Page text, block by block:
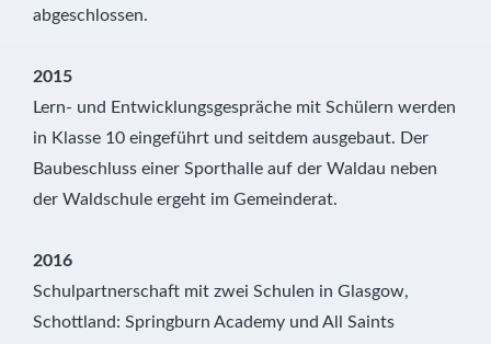
abgeschlossen.
2015
Lern- und Entwicklungsgespräche mit Schülern werden
in Klasse 10 eingeführt und seitdem ausgebaut. Der
Baubeschluss einer Sporthalle auf der Waldau neben
der Waldschule ergeht im Gemeinderat.
2016
Schulpartnerschaft mit zwei Schulen in Glasgow,
Schottland: Springburn Academy und All Saints